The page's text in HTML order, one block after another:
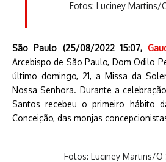
Fotos: Luciney Martins/
São Paulo (25/08/2022 15:07,
Arcebispo de São Paulo, Dom Odilo
último domingo, 21, a Missa da
Nossa Senhora. Durante a
Santos recebeu o primeiro hábito
Conceição, das monjas
Fotos: Luciney Martins/O